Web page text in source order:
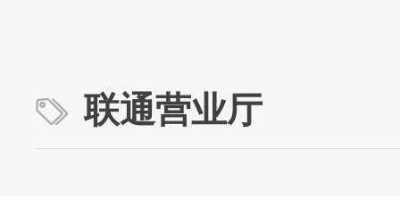
联通营业厅